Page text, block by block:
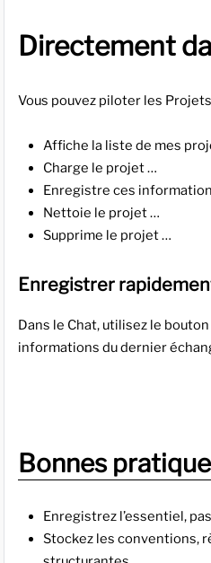
Directement
Vous pouvez piloter les
Affiche la liste de mes
Charge le projet …
Enregistre ces
Nettoie le projet …
Supprime le projet …
Enregistrer
Dans le Chat, utilisez le
informations du dernier
Bonnes
Enregistrez l’essentiel,
Stockez les conventions,